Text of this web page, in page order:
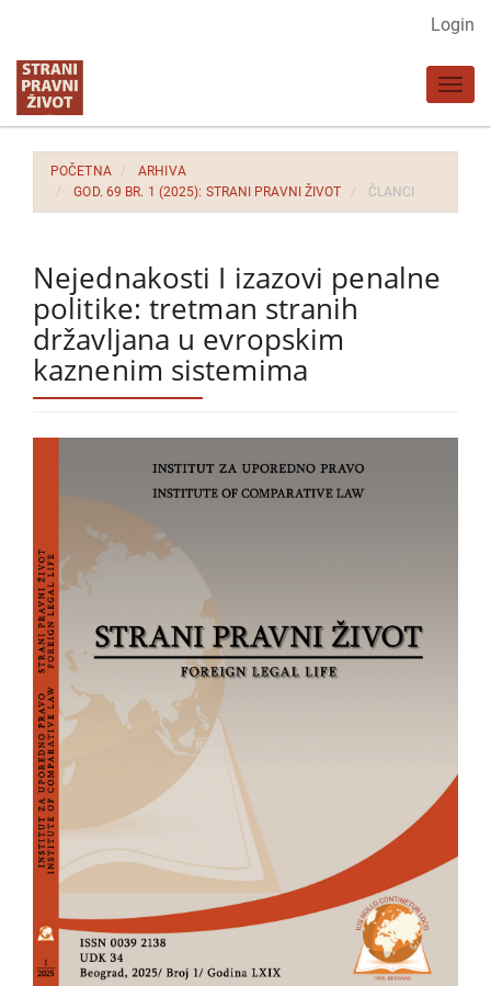
Glavni
sadržaj
Bočna
strana
Login
POČETNA
ARHIVA
GOD. 69 BR. 1 (2025): STRANI PRAVNI ŽIVOT
ČLANCI
Nejednakosti I izazovi penalne
politike: tretman stranih
državljana u evropskim
kaznenim sistemima
Bočna